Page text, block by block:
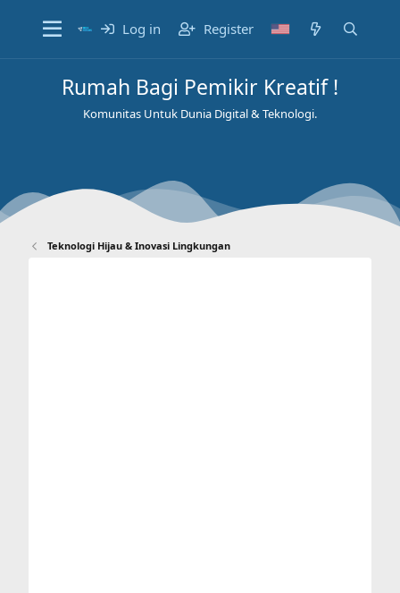
Log in Register
Rumah Bagi Pemikir Kreatif !
Komunitas Untuk Dunia Digital & Teknologi.
Teknologi Hijau & Inovasi Lingkungan